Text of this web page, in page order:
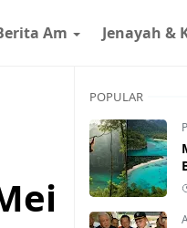
Am Jenayah &
POPULAR